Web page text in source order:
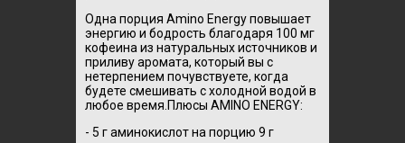
Одна порция Amino Energy повышает
энергию и бодрость благодаря 100 мг
кофеина из натуральных источников и
приливу аромата, который вы с
нетерпением почувствуете, когда
будете смешивать с холодной водой в
любое время.Плюсы АMINO ENERGY:
- 5 г аминокислот на порцию 9 г